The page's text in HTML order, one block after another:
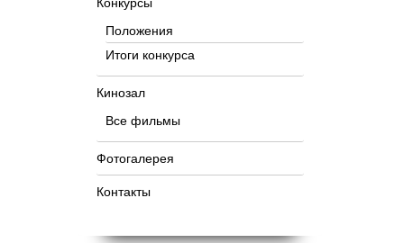
Положения
Итоги конкурса
Кинозал
Все фильмы
Фотогалерея
Контакты